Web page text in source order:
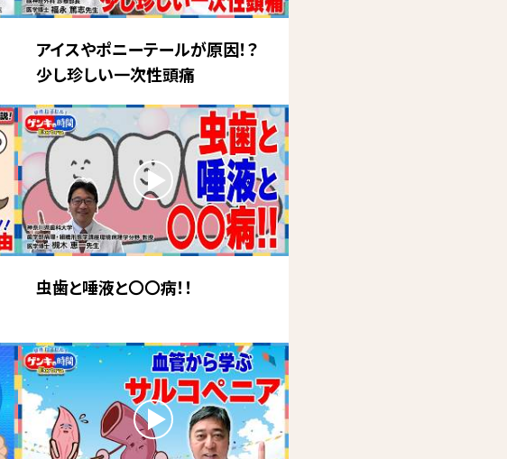
アイスやポニーテールが原因！？
少し珍しい一次性頭痛
虫歯と唾液と〇〇病！！